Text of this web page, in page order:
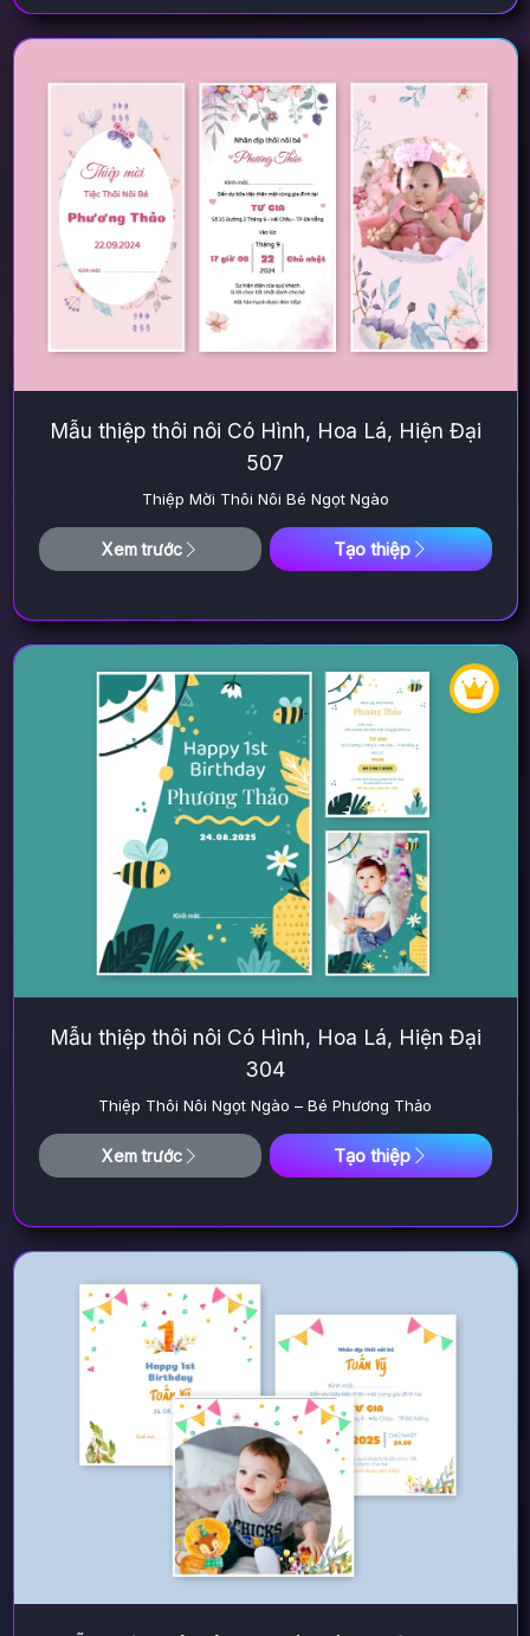
Mẫu thiệp thôi nôi Có Hình, Hoa Lá, Hiện Đại
507
Thiệp Mời Thôi Nôi Bé Ngọt Ngào
Xem trước Tạo thiệp
Mẫu thiệp thôi nôi Có Hình, Hoa Lá, Hiện Đại
304
Thiệp Thôi Nôi Ngọt Ngào – Bé Phương Thảo
Xem trước Tạo thiệp